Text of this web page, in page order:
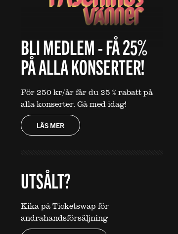
BLI MEDLEM - FÅ 25%
PÅ ALLA KONSERTER!
För 250 kr/år får du 25 % rabatt på
alla konserter. Gå med idag!
LÄS MER
UTSÅLT?
Kika på Ticketswap för
andrahandsförsäljning